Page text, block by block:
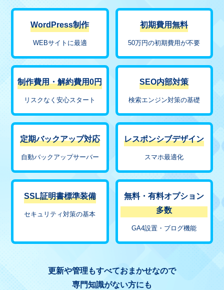
WordPress制作
WEBサイトに最適
初期費用無料
50万円の初期費用が不要
制作費用・解約費用0円
リスクなく安心スタート
SEO内部対策
検索エンジン対策の基礎
定期バックアップ対応
自動バックアップサーバー
レスポンシブデザイン
スマホ最適化
SSL証明書標準装備
セキュリティ対策の基本
無料・有料オプション
多数
GA4設置・ブログ機能
更新や管理もすべておまかせなので
専門知識がない方にも